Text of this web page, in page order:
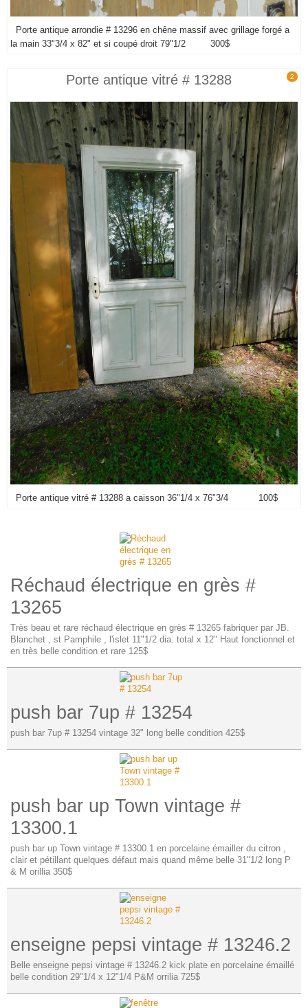
Porte antique arrondie # 13296 en chêne massif avec grillage forgé a
la main 33"3/4 x 82" et si coupé droit 79"1/2 300$
2
Porte antique vitré # 13288
Porte antique vitré # 13288 a caisson 36"1/4 x 76"3/4 100$
Réchaud électrique en grès #
13265
Très beau et rare réchaud électrique en grès # 13265 fabriquer par JB.
Blanchet , st Pamphile , l'islet 11"1/2 dia. total x 12" Haut fonctionnel et
en très belle condition et rare 125$
push bar 7up # 13254
push bar 7up # 13254 vintage 32" long belle condition 425$
push bar up Town vintage #
13300.1
push bar up Town vintage # 13300.1 en porcelaine émailler du citron ,
clair et pétillant quelques défaut mais quand même belle 31"1/2 long P
& M orillia 350$
enseigne pepsi vintage # 13246.2
Belle enseigne pepsi vintage # 13246.2 kick plate en porcelaine émaillé
belle condition 29"1/4 x 12"1/4 P&M orrilia 725$